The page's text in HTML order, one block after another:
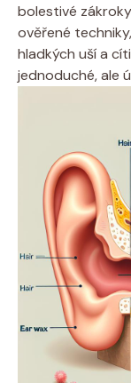
bolestivé
ověřené
hladkých uší a
jednoduché, ale